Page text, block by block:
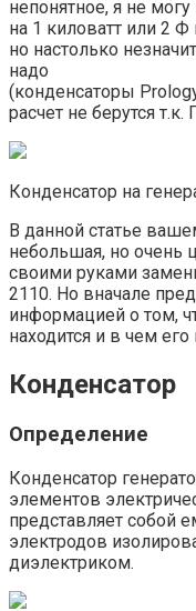
непонятное, я не
на 1 киловатт или 2 Ф
но настолько
надо
(конденсаторы
расчет не берутся т.к.
Конденсатор на
В данной статье
небольшая, но очень
своими руками
2110. Но вначале
информацией о том,
находится и в чем его
Конденсатор
Определение
Конденсатор
элементов
представляет собой
электродов
диэлектриком.